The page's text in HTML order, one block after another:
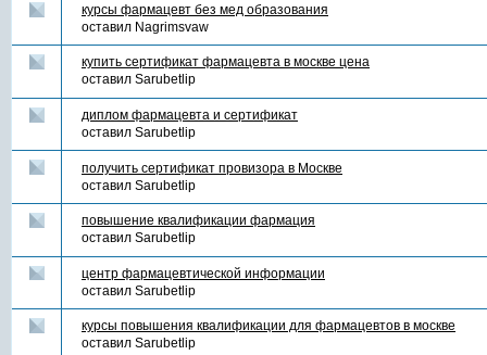
курсы фармацевт без мед образования
оставил Nagrimsvaw
купить сертификат фармацевта в москве цена
оставил Sarubetlip
диплом фармацевта и сертификат
оставил Sarubetlip
получить сертификат провизора в Москве
оставил Sarubetlip
повышение квалификации фармация
оставил Sarubetlip
центр фармацевтической информации
оставил Sarubetlip
курсы повышения квалификации для фармацевтов в москве
оставил Sarubetlip